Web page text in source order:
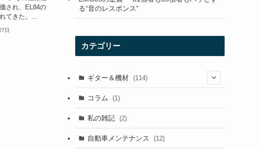
され、EL84の
てきた。...
日
る“音のレスポンス”
カテゴリー
ギター＆機材 (114)
(29)
(21)
コラム (1)
私の雑記 (2)
自動車メンテナンス (12)